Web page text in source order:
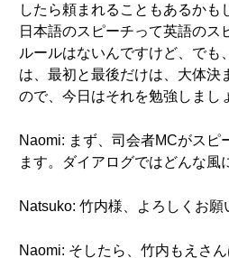
したら頼まれることもあるかも
日本語のスピーチって英語のス
ルールはないんですけど、でも
は、最初と最後だけは、大体決
ので、今日はそれを勉強しまし
Naomi: まず、司会者MCがスピ
ます。ダイアログではどんな風
Natsuko: 竹内様、よろしくお願
Naomi: そしたら、竹内もえさん